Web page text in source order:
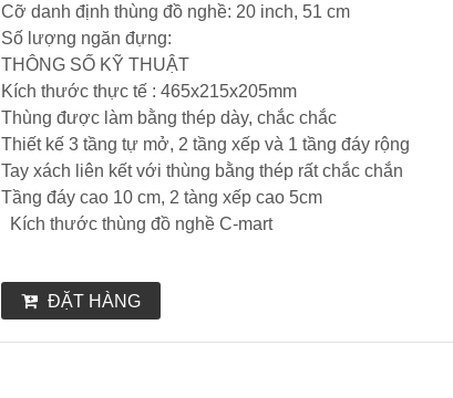
Cỡ danh định thùng đồ nghề: 20 inch, 51 cm
Số lượng ngăn đựng:
THÔNG SỐ KỸ THUẬT
Kích thước thực tế : 465x215x205mm
Thùng được làm bằng thép dày, chắc chắc
Thiết kế 3 tầng tự mở, 2 tầng xếp và 1 tầng đáy rộng
Tay xách liên kết với thùng bằng thép rất chắc chắn
Tầng đáy cao 10 cm, 2 tàng xếp cao 5cm
Kích thước thùng đồ nghề C-mart
ĐẶT HÀNG